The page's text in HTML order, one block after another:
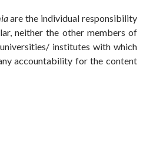
are the individual responsibility
neither the other members of
institutes with which
accountability for the content